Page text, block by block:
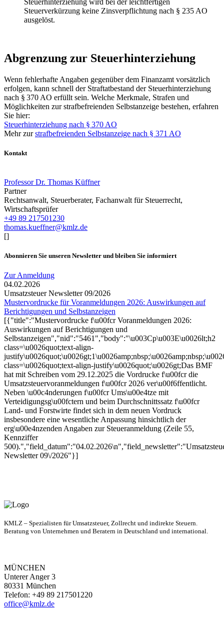
Steuerhinterziehung wird bei der leichtfertigen
Steuerverkürzung keine Zinsverpflichtung nach § 235 AO
ausgelöst.
Abgrenzung zur Steuerhinterziehung
Wenn fehlerhafte Angaben gegenüber dem Finanzamt vorsätzlich
erfolgen, kann schnell der Straftatbestand der Steuerhinterziehung
nach § 370 AO erfüllt sein. Welche Merkmale, Strafen und
Möglichkeiten zur strafbefreienden Selbstanzeige bestehen, erfahren
Sie hier:
Steuerhinterziehung nach § 370 AO
Mehr zurstrafbefreienden Selbstanzeige nach § 371 AO
Kontakt
Professor Dr. Thomas Küffner
Partner
Rechtsanwalt, Steuerberater, Fachanwalt für Steuerrecht,
Wirtschaftsprüfer
+49 89 217501230
thomas.kueffner@kmlz.de
[]
Abonnieren Sie unseren Newsletter und bleiben Sie informiert
Zur Anmeldung
04.02.2026
Umsatzsteuer Newsletter 09/2026
Mustervordrucke für Voranmeldungen 2026: Auswirkungen auf
Berichtigungen und Selbstanzeigen
[{"title":"Mustervordrucke f\u00fcr Voranmeldungen 2026:
Auswirkungen auf Berichtigungen und
Selbstanzeigen","nid":"5461","body":"\u003Cp\u003E\u0026lt;h2
class=\u0026quot;text-align-
class=\u0026quot;text-align-justify\u0026quot;\u0026gt;Das BMF
hat mit Schreiben vom 29.12.2025 die Vordrucke f\u00fcr die
Umsatzsteuervoranmeldungen f\u00fcr 2026 ver\u00f6ffentlicht.
Neben \u00c4nderungen f\u00fcr Ums\u00e4tze mit
Verteidigungsg\u00fctern und beim Durchschnittssatz f\u00fcr
Land- und Forstwirte findet sich in dem neuen Vordruck
insbesondere eine wesentliche Anpassung hinsichtlich der
erg\u00e4nzenden Angaben zur Steueranmeldung (Zeile 55,
Kennziffer
Newsletter 09\/2026"}]
KMLZ – Spezialisten für Umsatzsteuer, Zollrecht und indirekte Steuern.
Beratung von Unternehmen und Beratern in Deutschland und international.
MÜNCHEN
Unterer Anger 3
80331 München
Telefon: +49 89 217501220
office@kmlz.de